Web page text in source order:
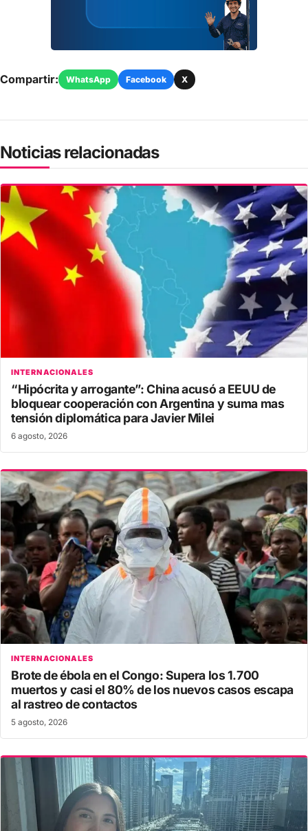
Compartir: WhatsApp Facebook X
Noticias relacionadas
INTERNACIONALES
“Hipócrita y arrogante”: China acusó a EEUU de
bloquear cooperación con Argentina y suma mas
tensión diplomática para Javier Milei
6 agosto, 2026
INTERNACIONALES
Brote de ébola en el Congo: Supera los 1.700
muertos y casi el 80% de los nuevos casos escapa
al rastreo de contactos
5 agosto, 2026